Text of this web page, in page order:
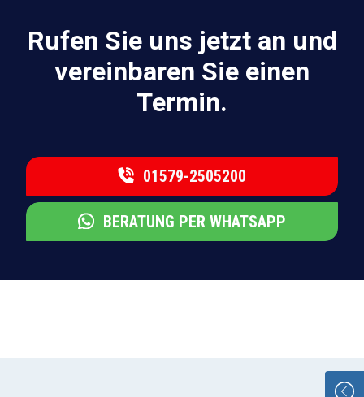
Rufen Sie uns jetzt an und
vereinbaren Sie einen
Termin.
01579-2505200
BERATUNG PER WHATSAPP